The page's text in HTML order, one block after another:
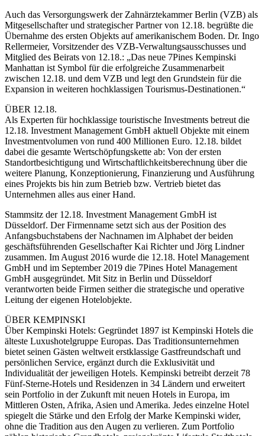
Auch das Versorgungswerk der Zahnärztekammer Berlin (VZB) als
Mitgesellschafter und strategischer Partner von 12.18. begrüßte die
Übernahme des ersten Objekts auf amerikanischem Boden. Dr. Ingo
Rellermeier, Vorsitzender des VZB-Verwaltungsausschusses und
Mitglied des Beirats von 12.18.: „Das neue 7Pines Kempinski
Manhattan ist Symbol für die erfolgreiche Zusammenarbeit
zwischen 12.18. und dem VZB und legt den Grundstein für die
Expansion in weiteren hochklassigen Tourismus-Destinationen.“
ÜBER 12.18.
Als Experten für hochklassige touristische Investments betreut die
12.18. Investment Management GmbH aktuell Objekte mit einem
Investmentvolumen von rund 400 Millionen Euro. 12.18. bildet
dabei die gesamte Wertschöpfungskette ab: Von der ersten
Standortbesichtigung und Wirtschaftlichkeitsberechnung über die
weitere Planung, Konzeptionierung, Finanzierung und Ausführung
eines Projekts bis hin zum Betrieb bzw. Vertrieb bietet das
Unternehmen alles aus einer Hand.
Stammsitz der 12.18. Investment Management GmbH ist
Düsseldorf. Der Firmenname setzt sich aus der Position des
Anfangsbuchstabens der Nachnamen im Alphabet der beiden
geschäftsführenden Gesellschafter Kai Richter und Jörg Lindner
zusammen. Im August 2016 wurde die 12.18. Hotel Management
GmbH und im September 2019 die 7Pines Hotel Management
GmbH ausgegründet. Mit Sitz in Berlin und Düsseldorf
verantworten beide Firmen seither die strategische und operative
Leitung der eigenen Hotelobjekte.
ÜBER KEMPINSKI
Über Kempinski Hotels: Gegründet 1897 ist Kempinski Hotels die
älteste Luxushotelgruppe Europas. Das Traditionsunternehmen
bietet seinen Gästen weltweit erstklassige Gastfreundschaft und
persönlichen Service, ergänzt durch die Exklusivität und
Individualität der jeweiligen Hotels. Kempinski betreibt derzeit 78
Fünf-Sterne-Hotels und Residenzen in 34 Ländern und erweitert
sein Portfolio in der Zukunft mit neuen Hotels in Europa, im
Mittleren Osten, Afrika, Asien und Amerika. Jedes einzelne Hotel
spiegelt die Stärke und den Erfolg der Marke Kempinski wider,
ohne die Tradition aus den Augen zu verlieren. Zum Portfolio